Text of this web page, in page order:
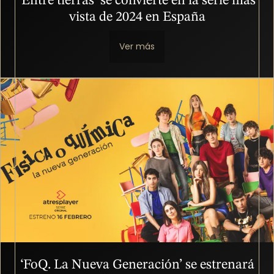
vista de 2024 en España
Ver más
Imagen
‘FoQ. La Nueva Generación’ se estrenará